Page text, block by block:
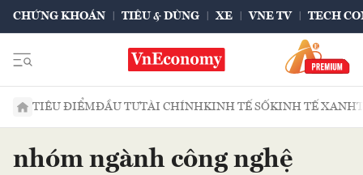
CHỨNG KHOÁN TIÊU & DÙNG XE VNE TV TECH
TIÊU ĐIỂMĐẦU TƯTÀI CHÍNHKINH TẾ SỐKINH TẾ XANH
nhóm ngành công nghệ